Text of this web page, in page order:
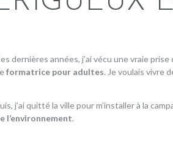
dernières années, j’ai vécu une vraie
formatrice pour adultes. Je voulais vivre
j’ai quitté la ville pour m’installer à la
l’environnement.